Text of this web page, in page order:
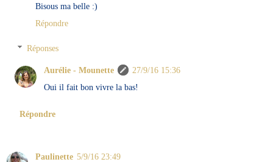
Bisous ma belle :)
Répondre
Réponses
Aurélie - Mounette
27/9/16 15:36
Oui il fait bon vivre la bas!
Répondre
Paulinette 5/9/16 23:49